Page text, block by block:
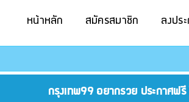
หน้าหลัก สมัครสมาชิก ลงปร
กรุงเทพ99 อยากรวย ประกาศฟ